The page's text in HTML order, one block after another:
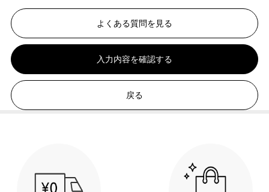
よくある質問を見る
入力内容を確認する
戻る